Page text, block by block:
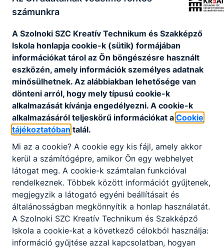
Rendészet és közszolgálat
Közszolgálati ügyintéző
Rendészeti őr
Szépészet
Fodrász
Kozmetikus technikus
számunkra
A Szolnoki SZC Kreatív Technikum és Szakképző
Iskola honlapja cookie-k (sütik) formájában
információkat tárol az Ön böngészésre használt
eszközén, amely információk személyes adatnak
minősülhetnek. Az alábbiakban lehetősége van
dönteni arról, hogy mely típusú cookie-k
alkalmazását kívánja engedélyezni. A cookie-k
alkalmazásáról teljeskörű információkat a Cookie
tájékoztatóban talál.
Mi az a cookie? A cookie egy kis fájl, amely akkor
kerül a számítógépre, amikor Ön egy webhelyet
látogat meg. A cookie-k számtalan funkcióval
rendelkeznek. Többek között információt gyűjtenek,
megjegyzik a látogató egyéni beállításait és
általánosságban megkönnyítik a honlap használatát.
A Szolnoki SZC Kreatív Technikum és Szakképző
Iskola a cookie-kat a következő célokból használja:
információ gyűjtése azzal kapcsolatban, hogyan